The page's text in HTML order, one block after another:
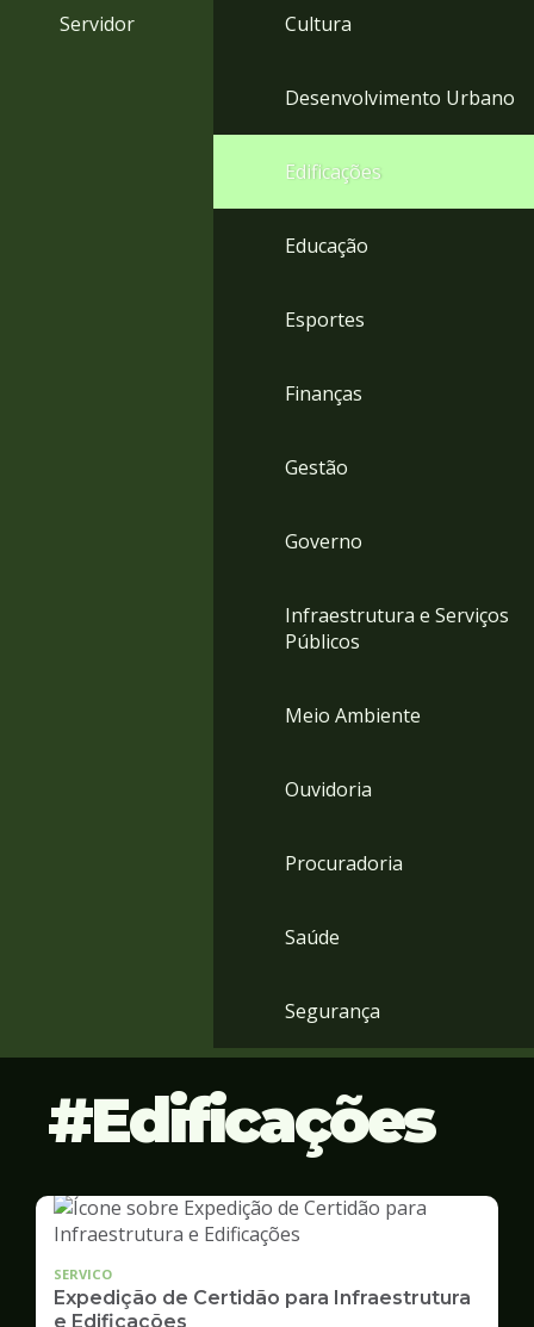
Servidor Cultura
Desenvolvimento Urbano
Edificações
Educação
Esportes
Finanças
Gestão
Governo
Infraestrutura e Serviços
Públicos
Meio Ambiente
Ouvidoria
Procuradoria
Saúde
Segurança
Edificações
SERVICO
Expedição de Certidão para Infraestrutura
e Edificações